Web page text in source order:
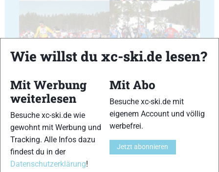
© Bilder 1 - 6: Euroloppet;
VERWANDTE ARTIKEL Zurück Weiter
Wie willst du xc-ski.de lesen?
Mit Werbung
weiterlesen
Besuche xc-ski.de wie
gewohnt mit Werbung und
Tracking. Alle Infos dazu
findest du in der
Datenschutzerklärung!
Mit Abo
Besuche xc-ski.de mit
eigenem Account und völlig
werbefrei.
Jetzt abonnieren